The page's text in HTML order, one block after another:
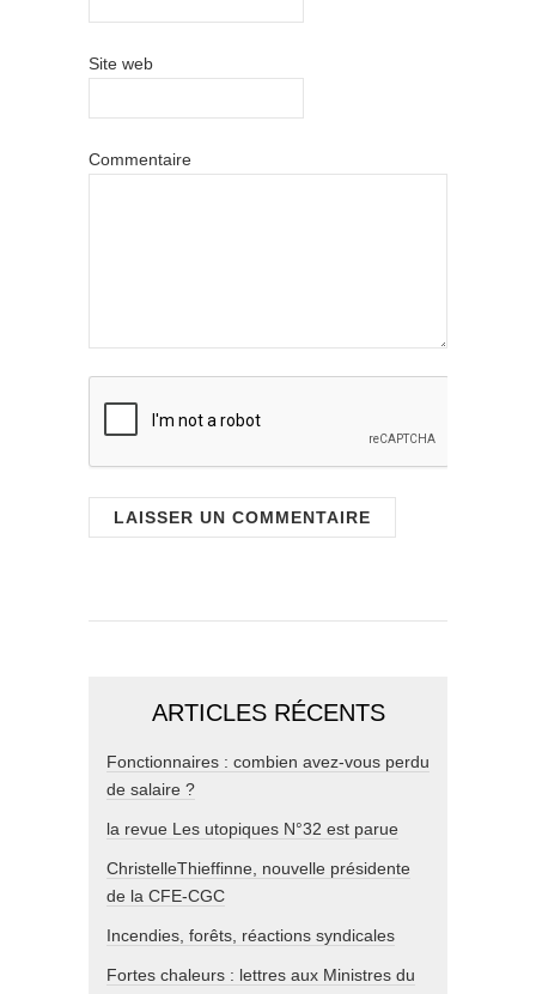
Site web
Commentaire
ARTICLES RÉCENTS
Fonctionnaires : combien avez-vous perdu
de salaire ?
la revue Les utopiques N°32 est parue
ChristelleThieffinne, nouvelle présidente
de la CFE-CGC
Incendies, forêts, réactions syndicales
Fortes chaleurs : lettres aux Ministres du